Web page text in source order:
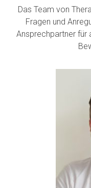
Das Team von
Fragen und
Ansprechpartner für